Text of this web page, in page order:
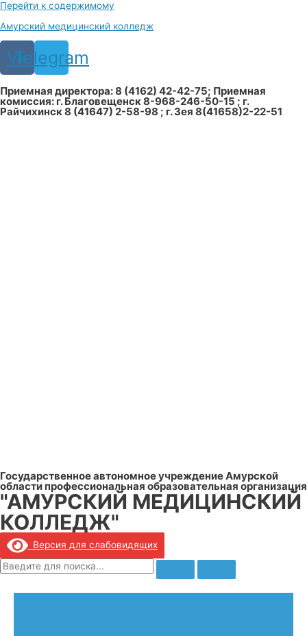
Перейти к содержимому
Амурский медицинский колледж
Vk
Telegram
Приемная директора: 8 (4162) 42-42-75; Приемная
комиссия: г. Благовещенск 8-968-246-50-15 ; г.
Райчихинск 8 (41647) 2-58-98 ; г. Зея 8(41658)2-22-51
Государственное автономное учреждение Амурской
области профессиональная образовательная организация
"АМУРСКИЙ МЕДИЦИНСКИЙ
КОЛЛЕДЖ"
Версия для слабовидящих